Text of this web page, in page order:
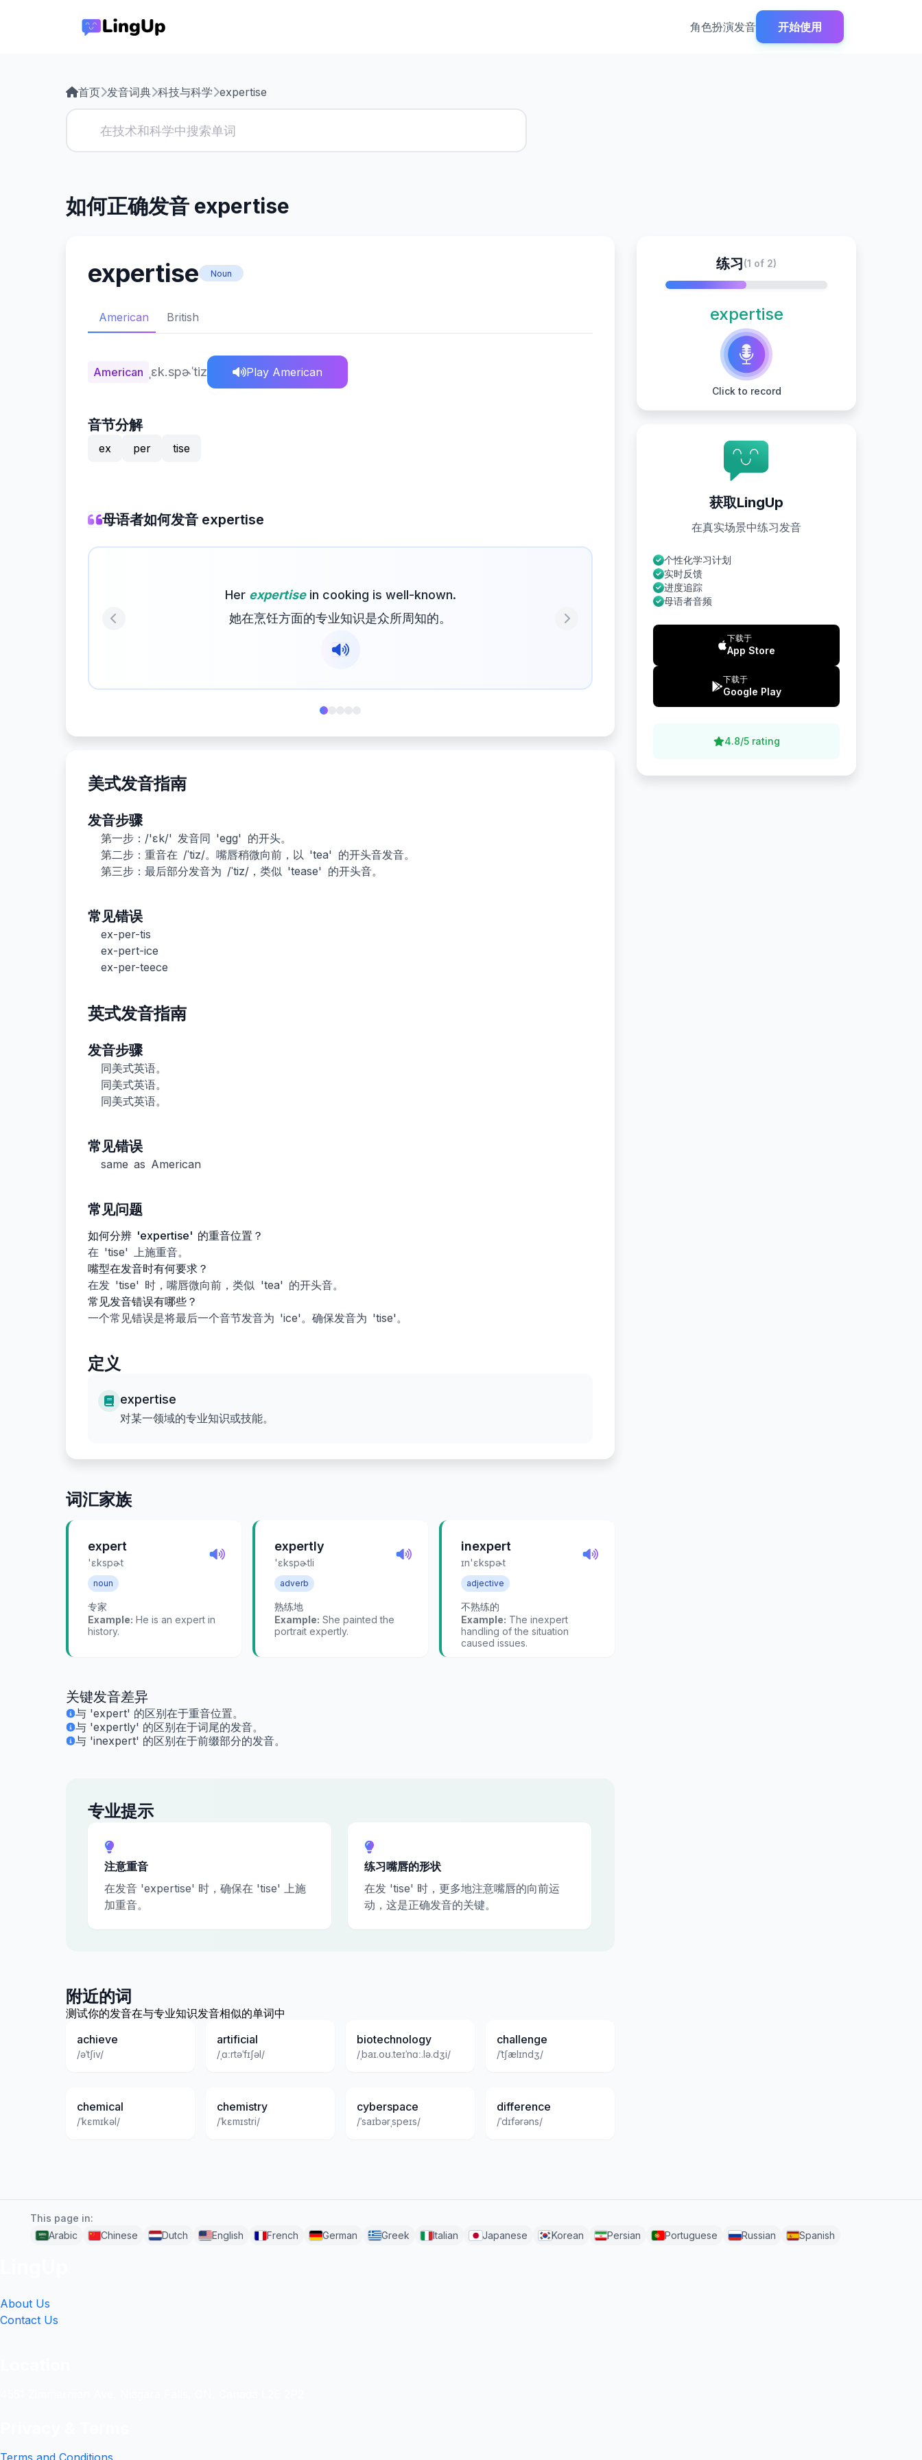
角色扮演发音 开始使用
首页 发音词典 科技与科学 expertise
如何正确发音 expertise
expertise Noun
American British
American ˌɛk.spɚˈtiz Play American
音节分解
ex per tise
母语者如何发音 expertise
Her expertisein cooking is well-known.
她在烹饪方面的专业知识是众所周知的。
Previous Next
美式发音指南
发音步骤
第一步：/'ɛk/' 发音同 'egg' 的开头。
第二步：重音在 /ˈtiz/。嘴唇稍微向前，以 'tea' 的开头音发音。
第三步：最后部分发音为 /ˈtiz/，类似 'tease' 的开头音。
常见错误
ex-per-tis
ex-pert-ice
ex-per-teece
英式发音指南
发音步骤
同美式英语。
同美式英语。
同美式英语。
常见错误
same as American
常见问题
如何分辨 'expertise' 的重音位置？
在 'tise' 上施重音。
嘴型在发音时有何要求？
在发 'tise' 时，嘴唇微向前，类似 'tea' 的开头音。
常见发音错误有哪些？
一个常见错误是将最后一个音节发音为 'ice'。确保发音为 'tise'。
定义
expertise
对某一领域的专业知识或技能。
词汇家族
expert
'ɛkspɚt
noun
专家
Example: He is an expert in
history.
expertly
'ɛkspɚtli
adverb
熟练地
Example: She painted the
portrait expertly.
inexpert
ɪn'ɛkspɚt
adjective
不熟练的
Example: The inexpert
handling of the situation
caused issues.
关键发音差异
与 'expert' 的区别在于重音位置。
与 'expertly' 的区别在于词尾的发音。
与 'inexpert' 的区别在于前缀部分的发音。
专业提示
注意重音
在发音 'expertise' 时，确保在 'tise' 上施
加重音。
练习嘴唇的形状
在发 'tise' 时，更多地注意嘴唇的向前运
动，这是正确发音的关键。
附近的词
测试你的发音在与专业知识发音相似的单词中
achieve
/əˈtʃiv/
artificial
/ˌɑːrtəˈfɪʃəl/
biotechnology
/ˌbaɪ.oʊ.teɪˈnɑː.lə.dʒi/
challenge
/ˈtʃælɪndʒ/
chemical
/ˈkɛmɪkəl/
chemistry
/ˈkɛmɪstri/
cyberspace
/ˈsaɪbərˌspeɪs/
difference
/ˈdɪfərəns/
练习(1 of 2)
expertise
Click to record
获取LingUp
在真实场景中练习发音
个性化学习计划
实时反馈
进度追踪
母语者音频
下载于
App Store
下载于
Google Play
4.8/5 rating
This page in:
Arabic
Chinese Dutch English French German Greek Italian Japanese Korean Persian Portuguese Russian Spanish
About Us
Contact Us